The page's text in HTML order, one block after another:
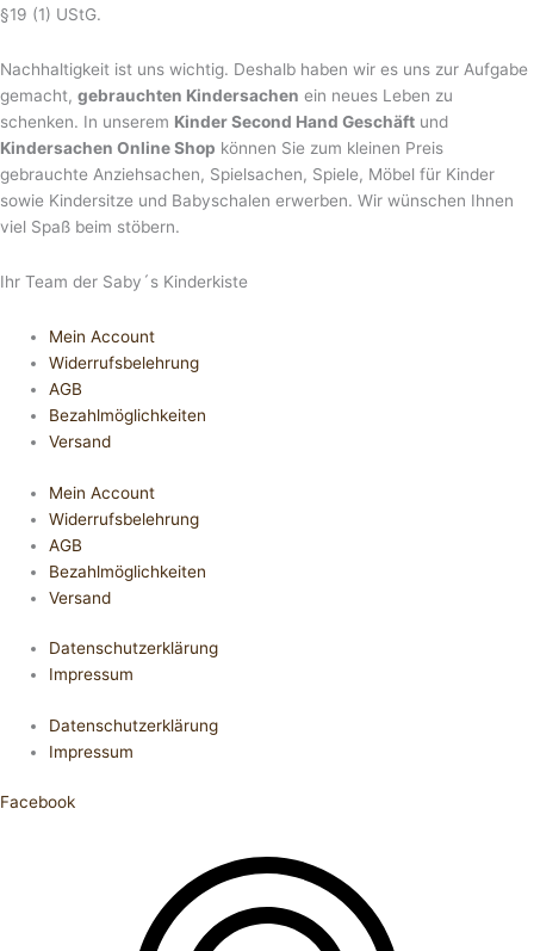
§19 (1) UStG.
Nachhaltigkeit ist uns wichtig. Deshalb haben wir es uns zur Aufgabe
gemacht, gebrauchten Kindersachen ein neues Leben zu
schenken. In unserem Kinder Second Hand Geschäft und
Kindersachen Online Shop können Sie zum kleinen Preis
gebrauchte Anziehsachen, Spiel­sachen, Spiele, Möbel für Kinder
sowie Kindersitze und Babyschalen erwerben. Wir wünschen Ihnen
viel Spaß beim stöbern.
Ihr Team der Saby´s Kinderkiste
Mein Account
Widerrufsbelehrung
AGB
Bezahlmöglichkeiten
Versand
Mein Account
Widerrufsbelehrung
AGB
Bezahlmöglichkeiten
Versand
Datenschutzerklärung
Impressum
Datenschutzerklärung
Impressum
Facebook